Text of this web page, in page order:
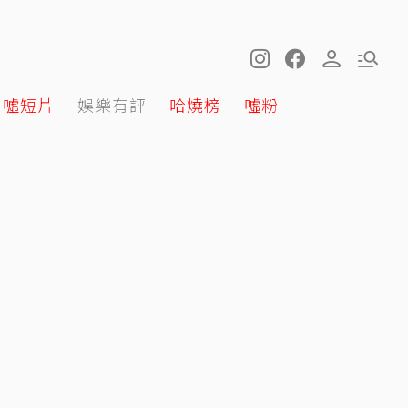
噓短片 娛樂有評 哈燒榜 噓粉